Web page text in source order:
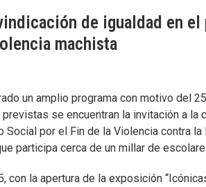
de igualdad en el
machista
un amplio programa con motivo del
se encuentran la invitación a la
por el Fin de la Violencia contra
participa cerca de un millar de
con la apertura de la exposición